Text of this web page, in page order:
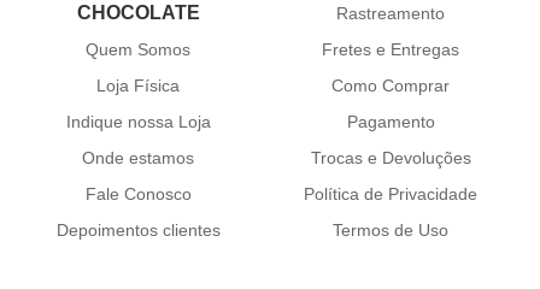
CHOCOLATE
Quem Somos
Loja Física
Indique nossa Loja
Onde estamos
Fale Conosco
Depoimentos clientes
Rastreamento
Fretes e Entregas
Como Comprar
Pagamento
Trocas e Devoluções
Política de Privacidade
Termos de Uso